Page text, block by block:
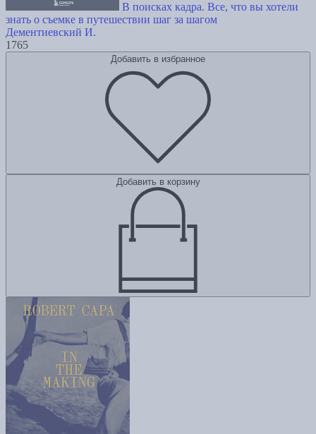
В поисках кадра. Все, что вы хотели
знать о съемке в путешествии шаг за шагом
Дементиевский И.
1765
Добавить в избранное
Добавить в корзину